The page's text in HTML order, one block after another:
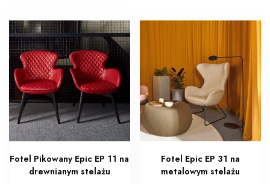
Fotel Pikowany Epic EP 11 na
drewnianym stelażu
Fotel Epic EP 31 na
metalowym stelażu